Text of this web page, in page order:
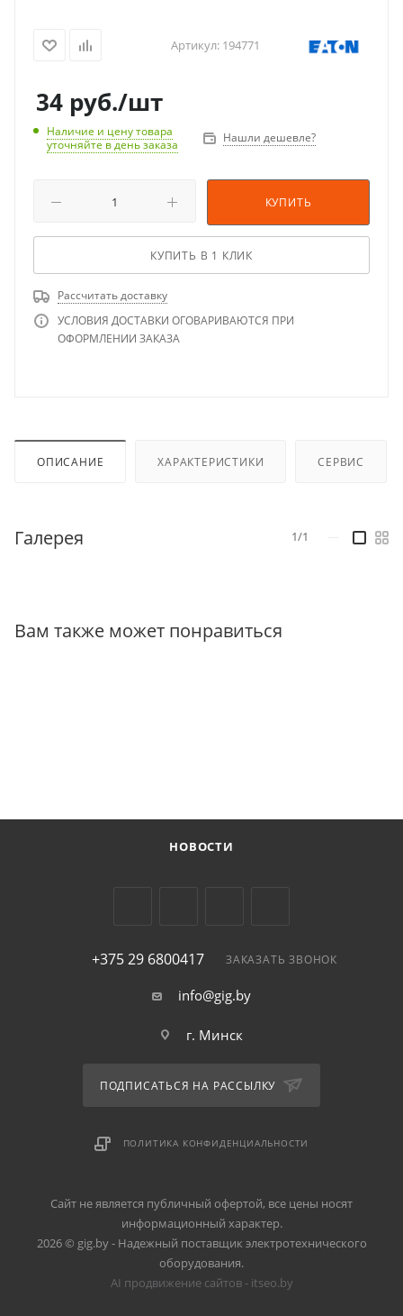
Артикул: 194771
34 руб./шт
Наличие и цену товара
уточняйте в день заказа
Нашли дешевле?
КУПИТЬ
КУПИТЬ В 1 КЛИК
Рассчитать доставку
УСЛОВИЯ ДОСТАВКИ ОГОВАРИВАЮТСЯ ПРИ
ОФОРМЛЕНИИ ЗАКАЗА
ОПИСАНИЕ ХАРАКТЕРИСТИКИ СЕРВИС
Галерея 1/1
Вам также может понравиться
НОВОСТИ
+375 29 6800417 ЗАКАЗАТЬ ЗВОНОК
info@gig.by
г. Минск
ПОДПИСАТЬСЯ НА РАССЫЛКУ
ПОЛИТИКА КОНФИДЕНЦИАЛЬНОСТИ
Сайт не является публичный офертой, все цены носят
информационный характер.
2026 © gig.by - Надежный поставщик электротехнического
оборудования.
AI продвижение сайтов - itseo.by